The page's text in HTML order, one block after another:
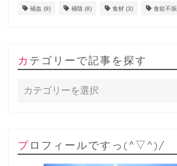
補血 (9) 補陰 (8) 食材 (3) 食欲不振
カテゴリーで記事を探す
プロフィールですっ(^▽^)/